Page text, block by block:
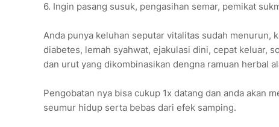
6. Ingin pasang susuk, pengasihan semar, pemikat
Anda punya keluhan seputar vitalitas sudah menurun,
diabetes, lemah syahwat, ejakulasi dini, cepat keluar,
dan urut yang dikombinasikan dengna ramuan herbal
Pengobatan nya bisa cukup 1x datang dan anda akan
seumur hidup serta bebas dari efek samping.